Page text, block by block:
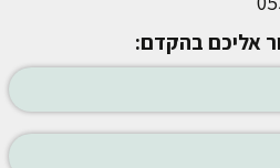
אליכם בהקדם: